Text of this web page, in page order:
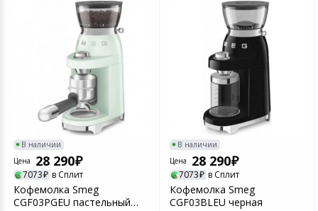
В наличии
Цена
28 290
7073 в Сплит
Кофемолка Smeg
CGF03PGEU пастельный
В наличии
Цена
28 290
7073 в Сплит
Кофемолка Smeg
CGF03BLEU черная